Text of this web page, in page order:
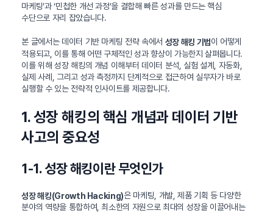
마케팅’과 ‘민첩한 개선 과정’을 결합해 빠른 성과를 만드는 핵심
수단으로 자리 잡았습니다.
본 글에서는 데이터 기반 마케팅 전략 속에서 성장 해킹 기법이 어떻게
적용되고, 이를 통해 어떤 구체적인 성과 향상이 가능한지 살펴봅니다.
이를 위해 성장 해킹의 개념 이해부터 데이터 분석, 실험 설계, 자동화,
실제 사례, 그리고 성과 측정까지 단계적으로 접근하여 실무자가 바로
실행할 수 있는 전략적 인사이트를 제공합니다.
1. 성장 해킹의 핵심 개념과 데이터 기반
사고의 중요성
1-1. 성장 해킹이란 무엇인가
성장 해킹(Growth Hacking)은 마케팅, 개발, 제품 기획 등 다양한
분야의 역량을 통합하여, 최소한의 자원으로 최대의 성장을 이끌어내는